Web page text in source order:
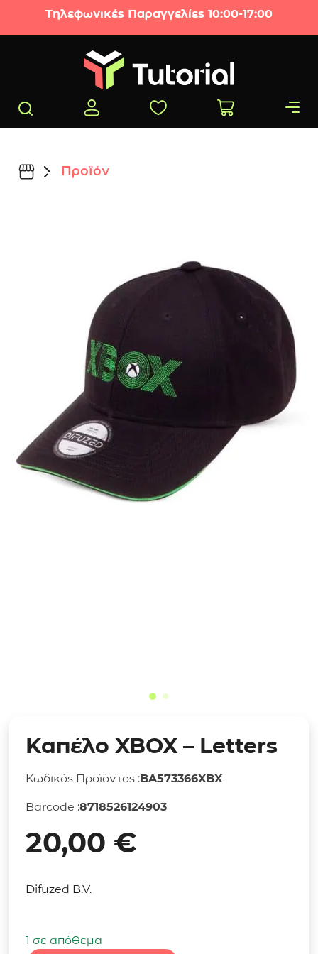
Μετάβαση στο περιεχόμενο
Τηλεφωνικές Παραγγελίες 10:00-17:00
Προϊόν
Καπέλο XBOX – Letters
Κωδικός Προϊόντος :BA573366XBX
Barcode :8718526124903
20,00 €
Difuzed B.V.
1 σε απόθεμα